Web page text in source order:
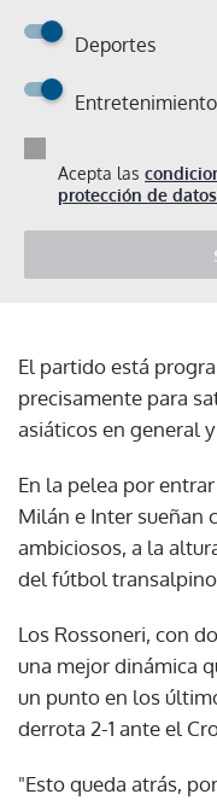
Deportes
Entretenimiento
Acepta las
protección de datos.
El partido está
precisamente para
asiáticos en general
En la pelea por
Milán e Inter sueñan
ambiciosos, a la
del fútbol
Los Rossoneri, con
una mejor dinámica
un punto en los
derrota 2-1 ante el
"Esto queda atrás,